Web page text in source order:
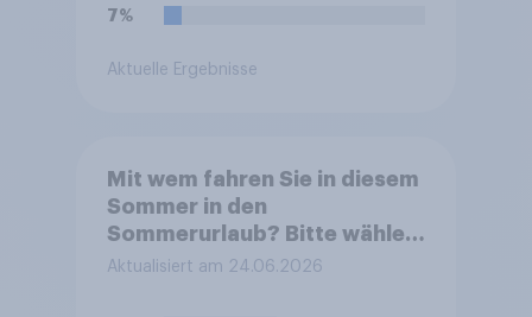
7%
Aktuelle Ergebnisse
Mit wem fahren Sie in diesem
Sommer in den
Sommerurlaub? Bitte wählen
Sie alle zutreffenden
Aktualisiert am 24.06.2026